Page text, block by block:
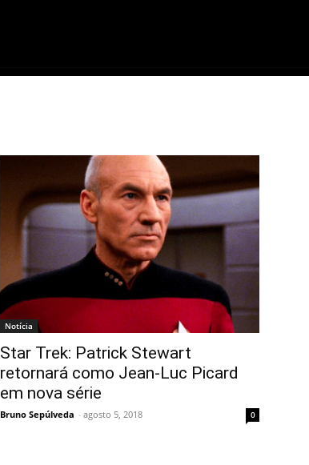
Notícia
Star Trek: Patrick Stewart
retornará como Jean-Luc Picard
em nova série
Bruno Sepúlveda - agosto 5, 2018 0